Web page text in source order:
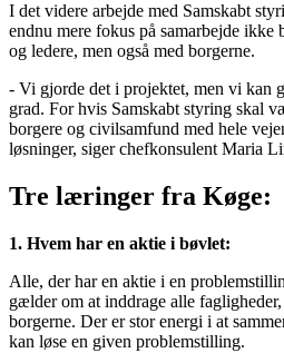
I det videre arbejde med Samskabt
endnu mere fokus på samarbejde ikke
og ledere, men også med borgerne.
- Vi gjorde det i projektet, men vi kan
grad. For hvis Samskabt styring skal
borgere og civilsamfund med hele
løsninger, siger chefkonsulent Maria
Tre læringer fra Køge:
1. Hvem har en aktie i bøvlet:
Alle, der har en aktie i en
gælder om at inddrage alle
borgerne. Der er stor energi i at
kan løse en given problemstilling.